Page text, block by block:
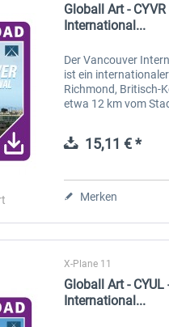
Globall Art -
International...
Der Vancouver
ist ein
Richmond, Britisch-
etwa 12 km vom
Passagieren (25,9...
15,11 € *
Merken
X-Plane 11
Globall Art -
International...